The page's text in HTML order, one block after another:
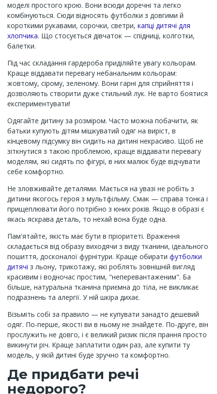
моделі простого крою. Вони всюди доречні та легко
комбінуються. Сюди відносять футболки з довгими й
короткими рукавами, сорочки, светри, капці дитячі для
хлопчика. Що стосується дівчаток — спідниці, колготки,
балетки.
Під час складання гардероба приділяйте увагу кольорам.
Краще віддавати перевагу небанальним кольорам:
жовтому, сірому, зеленому. Вони гарні для сприйняття і
дозволяють створити дуже стильний лук. Не варто боятися
експериментувати!
Одягайте дитину за розміром. Часто можна побачити, як
батьки купують дітям мішкуватий одяг на виріст, в
кінцевому підсумку він сидить на дитині некрасиво. Щоб не
зіткнутися з такою проблемою, краще віддавати перевагу
моделям, які сидять по фігурі, в них малюк буде відчувати
себе комфортно.
Не зловживайте деталями. Мається на увазі не робіть з
дитини якогось героя з мультфільму. Смак — справа тонка і
прищеплювати його потрібно з юних років. Якщо в образі є
якась яскрава деталь, то нехай вона буде одна.
Пам'ятайте, якість має бути в пріоритеті. Враження
складається від образу виходячи з виду тканини, ідеального
пошиття, досконалої фурнітури. Краще обирати футболки
дитячі з льону, трикотажу, які роблять зовнішній вигляд
красивим і водночас простим, "неперевантаженим". Ба
більше, натуральна тканина приємна до тіла, не викликає
подразнень та алергії. У ній шкіра дихає.
Візьміть собі за правило — не купувати занадто дешевий
одяг. По-перше, якості ви в ньому не знайдете. По-друге, він
прослужить не довго, і є великий ризик після прання просто
викинути річ. Краще заплатити один раз, але купити ту
модель, у якій дитині буде зручно та комфортно.
Де придбати речі
недорого?